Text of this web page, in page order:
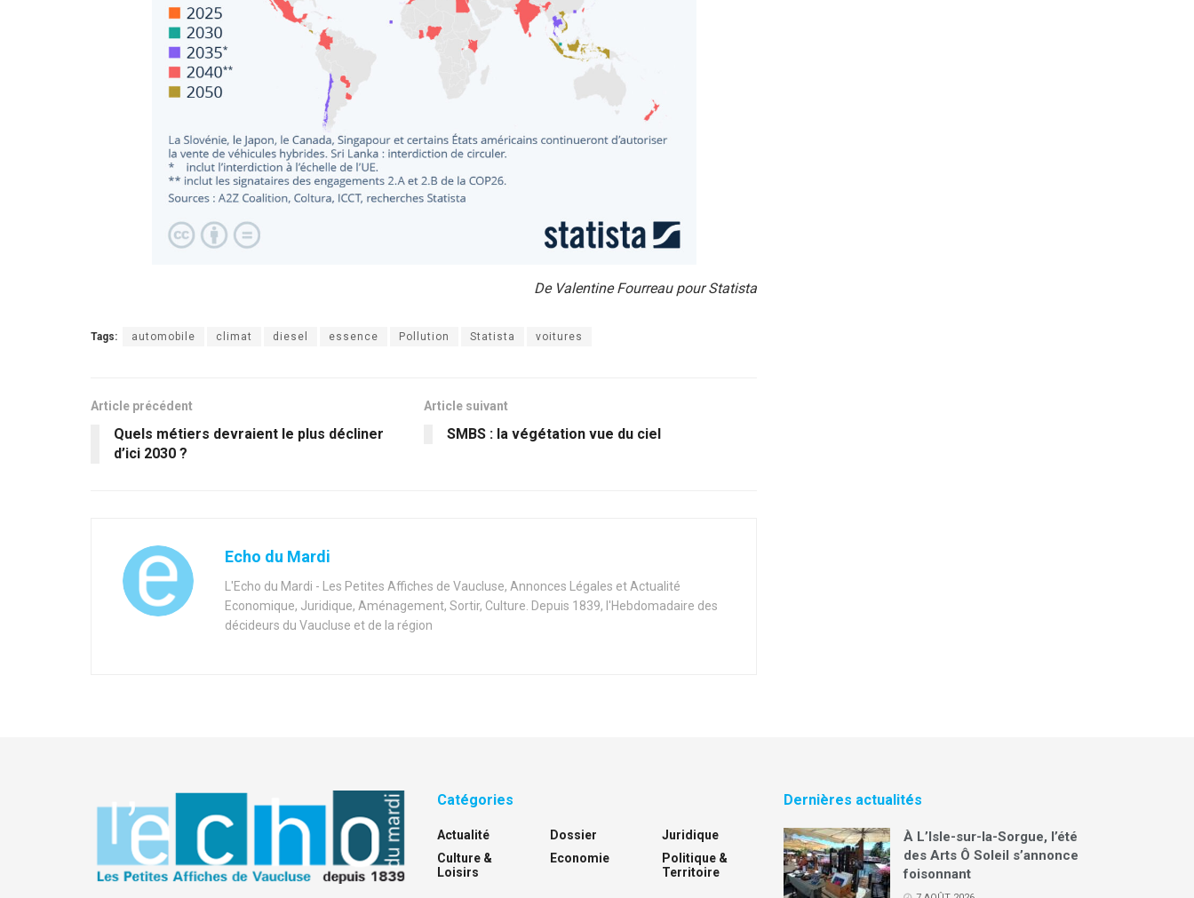
De Valentine Fourreau pour Statista
Tags: automobile climat diesel essence Pollution Statista voitures
Article précédent
Quels métiers devraient le plus décliner
d’ici 2030 ?
Article suivant
SMBS : la végétation vue du ciel
Echo du Mardi
L'Echo du Mardi - Les Petites Affiches de Vaucluse, Annonces Légales et Actualité
Economique, Juridique, Aménagement, Sortir, Culture. Depuis 1839, l'Hebdomadaire des
décideurs du Vaucluse et de la région
Catégories
Actualité
Culture &
Loisirs
Dossier
Economie
Juridique
Politique &
Territoire
Dernières actualités
À L’Isle-sur-la-Sorgue, l’été
des Arts Ô Soleil s’annonce
foisonnant